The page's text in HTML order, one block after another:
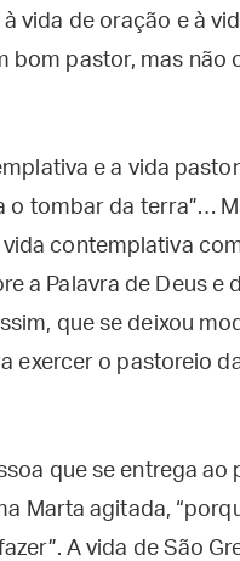
vida de oração e à
bom pastor, mas não
e a vida
o tombar da terra”…
contemplativa
a Palavra de Deus e
que se deixou
exercer o pastoreio
que se entrega ao
Marta agitada,
A vida de São